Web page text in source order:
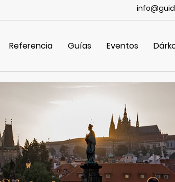
Referencia Guías Eventos